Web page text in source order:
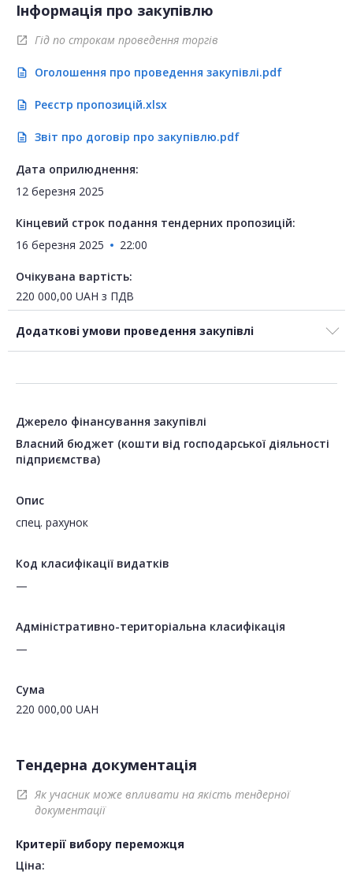
Інформація про закупівлю
open_in_new Гід по строкам проведення торгів
description Оголошення про проведення закупівлі.pdf
description Реєстр пропозицій.xlsx
description Звіт про договір про закупівлю.pdf
Дата оприлюднення:
12 березня 2025
Кінцевий строк подання тендерних пропозицій:
16 березня 2025
22:00
Очікувана вартість:
220 000,00 UAH з ПДВ
Додаткові умови проведення закупівлі
Джерело фінансування закупівлі
Власний бюджет (кошти від господарської діяльності
підприємства)
Опис
спец. рахунок
Код класифікації видатків
—
Адміністративно-територіальна класифікація
—
Сума
220 000,00 UAH
Тендерна документація
open_in_new
Як учасник може впливати на якість тендерної
документації
Критерії вибору переможця
Ціна: